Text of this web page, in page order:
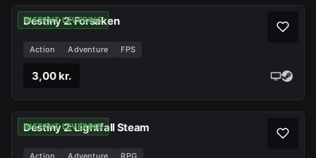
INSTANT LEVERING
Destiny 2: Forsaken
Action Adventure FPS
3,00 kr.
INSTANT LEVERING
Destiny 2: Lightfall Steam
Action Adventure RPG